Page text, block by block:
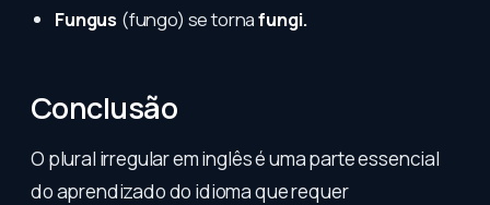
Fungus (fungo) se tornafungi.
Conclusão
O plural irregular em inglês é uma parte essencial
do aprendizado do idioma que requer